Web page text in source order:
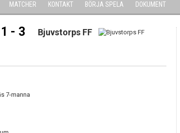
MATCHER KONTAKT BÖRJA SPELA DOKUMENT
1 - 3 Bjuvstorps FF
7-manna